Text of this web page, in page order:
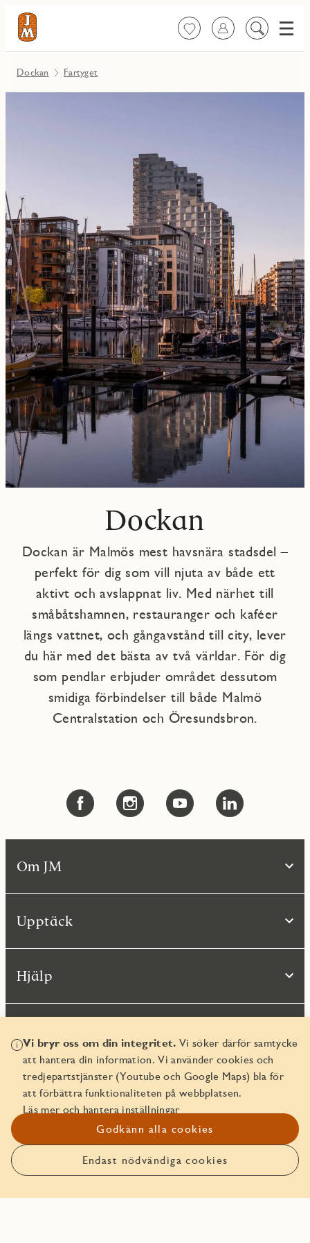
FavoriterLogga in
Sök
Meny
Dockan Fartyget
Dockan
Dockan är Malmös mest havsnära stadsdel –
perfekt för dig som vill njuta av både ett
aktivt och avslappnat liv. Med närhet till
småbåtshamnen, restauranger och kaféer
längs vattnet, och gångavstånd till city, lever
du här med det bästa av två världar. För dig
som pendlar erbjuder området dessutom
smidiga förbindelser till både Malmö
Centralstation och Öresundsbron.
Vi bryr oss om din integritet. Vi söker därför samtycke
att hantera din information. Vi använder cookies och
tredjepartstjänster (Youtube och Google Maps) bla för
att förbättra funktionaliteten på webbplatsen.
Läs mer och hantera inställningar
Godkänn alla cookies
Endast nödvändiga cookies
Om JM
Upptäck
Hjälp
Organisationsnummer 556045-2103